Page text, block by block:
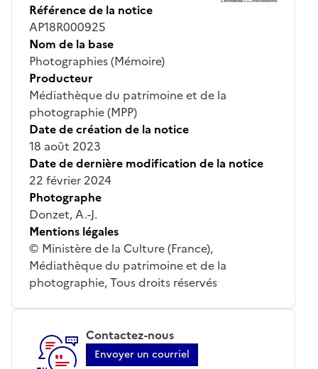
Référence de la notice
AP18R000925
Nom de la base
Photographies (Mémoire)
Producteur
Médiathèque du patrimoine et de la
photographie (MPP)
Date de création de la notice
18 août 2023
Date de dernière modification de la notice
22 février 2024
Photographe
Donzet, A.-J.
Mentions légales
© Ministère de la Culture (France),
Médiathèque du patrimoine et de la
photographie, Tous droits réservés
Contactez-nous
Envoyer un courriel